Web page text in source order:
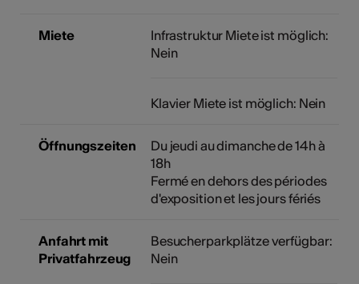
Miete
Infrastruktur Miete ist möglich:
Nein
Klavier Miete ist möglich: Nein
Öffnungszeiten
Du jeudi au dimanche de 14h à
18h
Fermé en dehors des périodes
d'exposition et les jours fériés
Anfahrt mit
Privatfahrzeug
Besucherparkplätze verfügbar:
Nein